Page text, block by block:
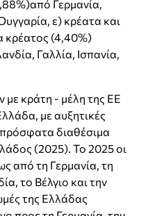
Γερμανία,
ε) κρέατα και
κρέατος (4,40%)
Γαλλία, Ισπανία,
με κράτη - μέλη της ΕΕ
με αυξητικές
διαθέσιμα
(2025). Το 2025 οι
από τη Γερμανία, τη
το Βέλγιο και την
της Ελλάδας